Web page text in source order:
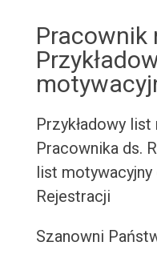
Pracownik
Przykładowy
Pracownika ds.
list motywacyjny
Rejestracji
Szanowni